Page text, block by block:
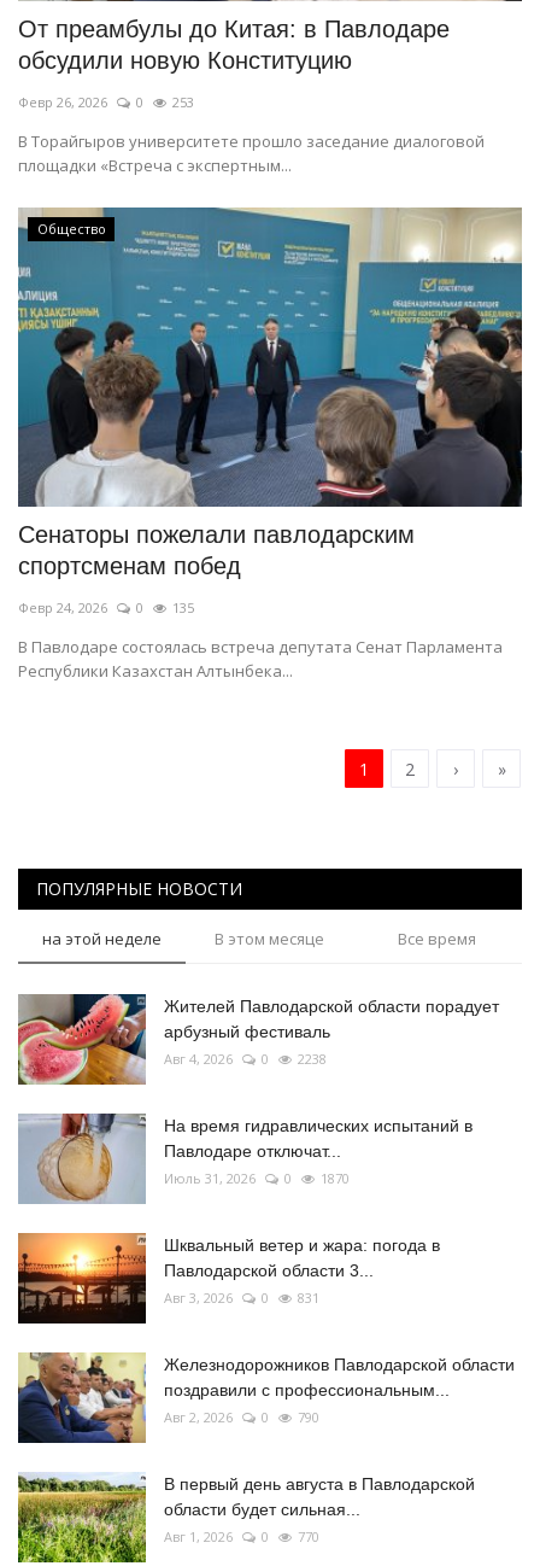
От преамбулы до Китая: в Павлодаре
обсудили новую Конституцию
Февр 26, 2026 0 253
В Торайгыров университете прошло заседание диалоговой
площадки «Встреча с экспертным...
Общество
Сенаторы пожелали павлодарским
спортсменам побед
Февр 24, 2026 0 135
В Павлодаре состоялась встреча депутата Сенат Парламента
Республики Казахстан Алтынбека...
1 2 › »
ПОПУЛЯРНЫЕ НОВОСТИ
на этой неделе В этом месяце Все время
Жителей Павлодарской области порадует
арбузный фестиваль
Авг 4, 2026 0 2238
На время гидравлических испытаний в
Павлодаре отключат...
Июль 31, 2026 0 1870
Шквальный ветер и жара: погода в
Павлодарской области 3...
Авг 3, 2026 0 831
Железнодорожников Павлодарской области
поздравили с профессиональным...
Авг 2, 2026 0 790
В первый день августа в Павлодарской
области будет сильная...
Авг 1, 2026 0 770